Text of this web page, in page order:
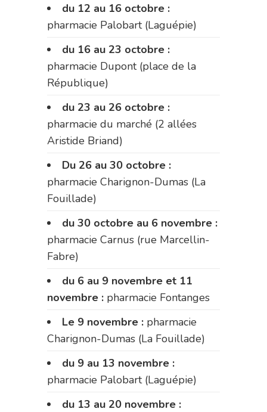
du 12 au 16 octobre :
pharmacie Palobart (Laguépie)
du 16 au 23 octobre :
pharmacie Dupont (place de la
République)
du 23 au 26 octobre :
pharmacie du marché (2 allées
Aristide Briand)
Du 26 au 30 octobre :
pharmacie Charignon-Dumas (La
Fouillade)
du 30 octobre au 6 novembre :
pharmacie Carnus (rue Marcellin-
Fabre)
du 6 au 9 novembre et 11
novembre : pharmacie Fontanges
Le 9 novembre : pharmacie
Charignon-Dumas (La Fouillade)
du 9 au 13 novembre :
pharmacie Palobart (Laguépie)
du 13 au 20 novembre :